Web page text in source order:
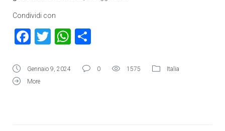
Condividi con
Facebook
TwitterWhatsApp
Gennaio 9, 2024 0 1575
Italia
More